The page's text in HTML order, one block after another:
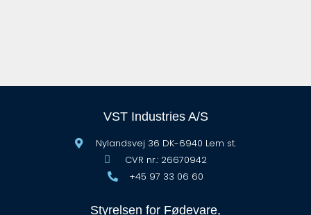
VST Industries A/S
Nylandsvej 36 DK-6940 Lem st.
CVR nr.: 26670942
+45 97 33 06 60
Styrelsen for Fødevare,